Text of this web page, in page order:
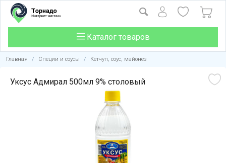
Каталог товаров
Главная / Специи и соусы / Кетчуп, соус, майонез
Уксус Адмирал 500мл 9% столовый